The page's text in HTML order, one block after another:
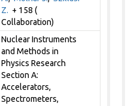
Z. + 158 (
Collaboration)
Nuclear Instruments
and Methods in
Physics Research
Section A:
Accelerators,
Spectrometers,